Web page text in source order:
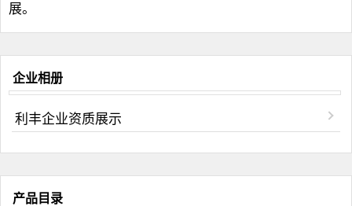
展。
企业相册
利丰企业资质展示
产品目录